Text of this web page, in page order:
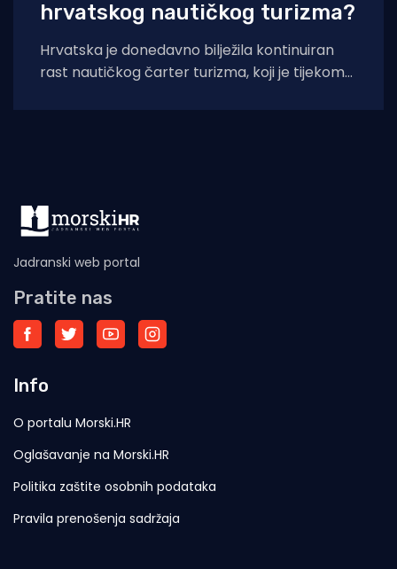
hrvatskog nautičkog turizma?
Hrvatska je donedavno bilježila kontinuiran
rast nautičkog čarter turizma, koji je tijekom
Jadranski web portal
Pratite nas
Info
O portalu Morski.HR
Oglašavanje na Morski.HR
Politika zaštite osobnih podataka
Pravila prenošenja sadržaja